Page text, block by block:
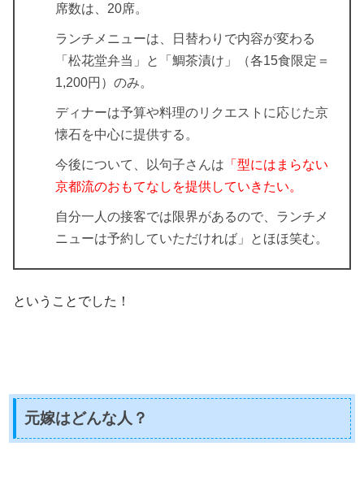
席数は、20席。
ランチメニューは、日替わりで内容が変わる
「松花堂弁当」と「鯛茶漬け」（各15食限定＝
1,200円）のみ。
ディナーは予算や料理のリクエストに応じた京
懐石を中心に提供する。
今後について、以句子さんは 「型にはまらない
京都流のおもてなしを提供していきたい。
自分一人の接客では限界があるので、ランチメ
ニューは予約していただければ」とほほ笑む。
ということでした！
元嫁はどんな人？